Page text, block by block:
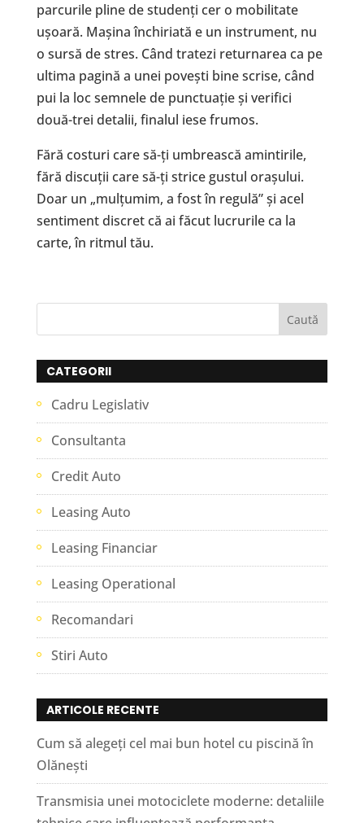
parcurile pline de studenți cer o mobilitate
ușoară. Mașina închiriată e un instrument, nu
o sursă de stres. Când tratezi returnarea ca pe
ultima pagină a unei povești bine scrise, când
pui la loc semnele de punctuație și verifici
două-trei detalii, finalul iese frumos.
Fără costuri care să-ți umbrească amintirile,
fără discuții care să-ți strice gustul orașului.
Doar un „mulțumim, a fost în regulă” și acel
sentiment discret că ai făcut lucrurile ca la
carte, în ritmul tău.
CATEGORII
Cadru Legislativ
Consultanta
Credit Auto
Leasing Auto
Leasing Financiar
Leasing Operational
Recomandari
Stiri Auto
ARTICOLE RECENTE
Cum să alegeți cel mai bun hotel cu piscină în
Olănești
Transmisia unei motociclete moderne: detaliile